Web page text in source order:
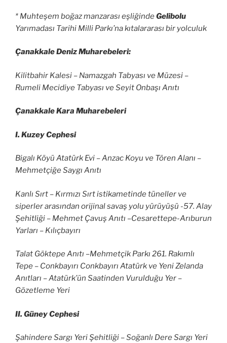
* Muhteşem boğaz manzarası eşliğindeGelibolu
Yarımadası Tarihi Milli Parkı’na kıtalararası bir yolculuk
Çanakkale Deniz Muharebeleri:
Kilitbahir Kalesi – Namazgah Tabyası ve Müzesi –
Rumeli Mecidiye Tabyası ve Seyit Onbaşı Anıtı
Çanakkale Kara Muharebeleri
I. Kuzey Cephesi
Bigalı Köyü Atatürk Evi – Anzac Koyu ve Tören Alanı –
Mehmetçiğe Saygı Anıtı
Kanlı Sırt – Kırmızı Sırt istikametinde tüneller ve
siperler arasından orijinal savaş yolu yürüyüşü -57. Alay
Şehitliği – Mehmet Çavuş Anıtı –Cesarettepe-Arıburun
Yarları – Kılıçbayırı
Talat Göktepe Anıtı –Mehmetçik Parkı 261. Rakımlı
Tepe – Conkbayırı Conkbayırı Atatürk ve Yeni Zelanda
Anıtları – Atatürk’ün Saatinden Vurulduğu Yer –
Gözetleme Yeri
II. Güney Cephesi
Şahindere Sargı Yeri Şehitliği – Soğanlı Dere Sargı Yeri